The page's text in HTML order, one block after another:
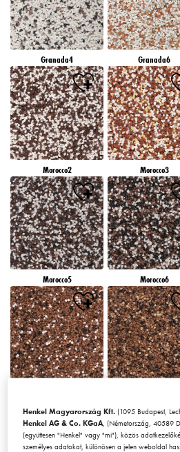
Granada4 Granada6
Morocco2 Morocco3
Morocco5 Morocco6
Henkel Magyarország Kft.(1095 Budapest,
Henkel AG & Co. KGaA , (Németország, 40589
(együttesen "Henkel" vagy "mi"), közös
személyes adatokat, különösen a jelen weboldal